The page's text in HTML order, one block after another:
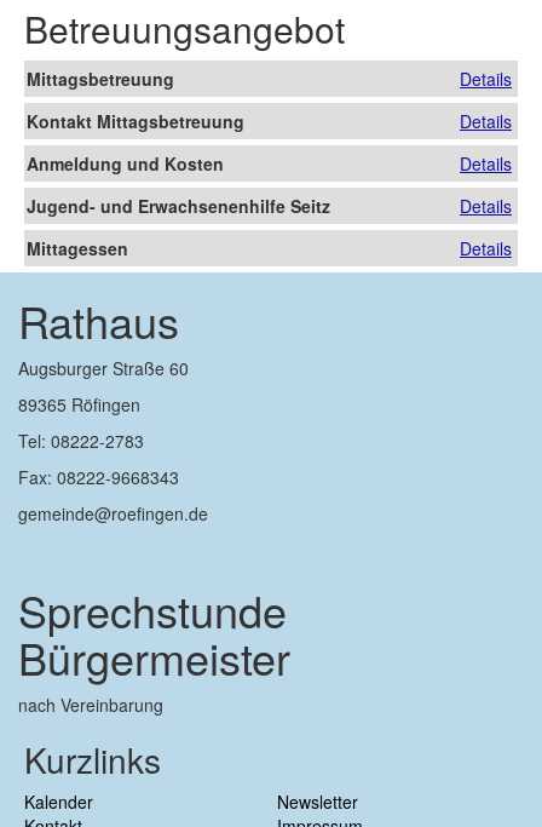
Betreuungsangebot
Mittagsbetreuung
Details
Kontakt Mittagsbetreuung
Details
Anmeldung und Kosten
Details
Jugend- und Erwachsenenhilfe Seitz
Details
Mittagessen
Details
Rathaus
Augsburger Straße 60
89365 Röfingen
Tel: 08222-2783
Fax: 08222-9668343
gemeinde@roefingen.de
Sprechstunde
Bürgermeister
nach Vereinbarung
Kurzlinks
Kalender
Newsletter